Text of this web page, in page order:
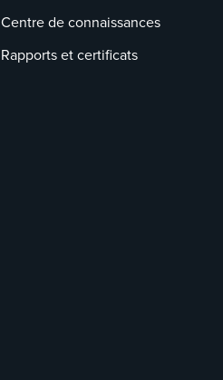
Centre de connaissances
Rapports et certificats